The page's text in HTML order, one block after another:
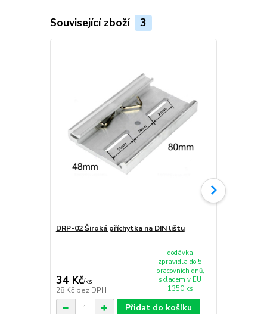
Související zboží 3
DRP-02 Široká příchytka na DIN lištu
34 Kč/ks
28 Kč bez DPH
dodávka
zpravidla do 5
pracovních dnů,
skladem v EU
1350 ks
Přidat do košíku